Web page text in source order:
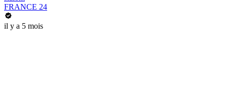
FRANCE 24
il y a 5 mois